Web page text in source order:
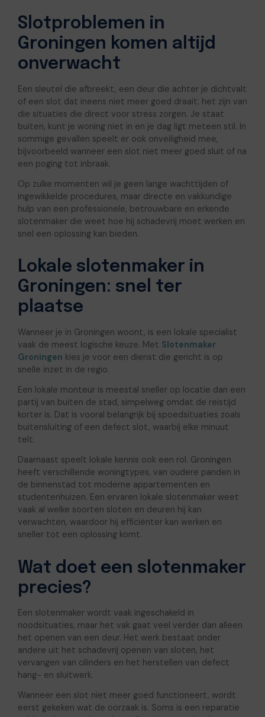
Slotproblemen in
Groningen komen altijd
onverwacht
Een sleutel die afbreekt, een deur die achter je dichtvalt
of een slot dat ineens niet meer goed draait: het zijn van
die situaties die direct voor stress zorgen. Je staat
buiten, kunt je woning niet in en je dag ligt meteen stil. In
sommige gevallen speelt er ook onveiligheid mee,
bijvoorbeeld wanneer een slot niet meer goed sluit of na
een poging tot inbraak.
Op zulke momenten wil je geen lange wachttijden of
ingewikkelde procedures, maar directe en vakkundige
hulp van een professionele, betrouwbare en erkende
slotenmaker die weet hoe hij schadevrij moet werken en
snel een oplossing kan bieden.
Lokale slotenmaker in
Groningen: snel ter
plaatse
Wanneer je in Groningen woont, is een lokale specialist
vaak de meest logische keuze. Met Slotenmaker
Groningen kies je voor een dienst die gericht is op
snelle inzet in de regio.
Een lokale monteur is meestal sneller op locatie dan een
partij van buiten de stad, simpelweg omdat de reistijd
korter is. Dat is vooral belangrijk bij spoedsituaties zoals
buitensluiting of een defect slot, waarbij elke minuut
telt.
Daarnaast speelt lokale kennis ook een rol. Groningen
heeft verschillende woningtypes, van oudere panden in
de binnenstad tot moderne appartementen en
studentenhuizen. Een ervaren lokale slotenmaker weet
vaak al welke soorten sloten en deuren hij kan
verwachten, waardoor hij efficiënter kan werken en
sneller tot een oplossing komt.
Wat doet een slotenmaker
precies?
Een slotenmaker wordt vaak ingeschakeld in
noodsituaties, maar het vak gaat veel verder dan alleen
het openen van een deur. Het werk bestaat onder
andere uit het schadevrij openen van sloten, het
vervangen van cilinders en het herstellen van defect
hang- en sluitwerk.
Wanneer een slot niet meer goed functioneert, wordt
eerst gekeken wat de oorzaak is. Soms is een reparatie